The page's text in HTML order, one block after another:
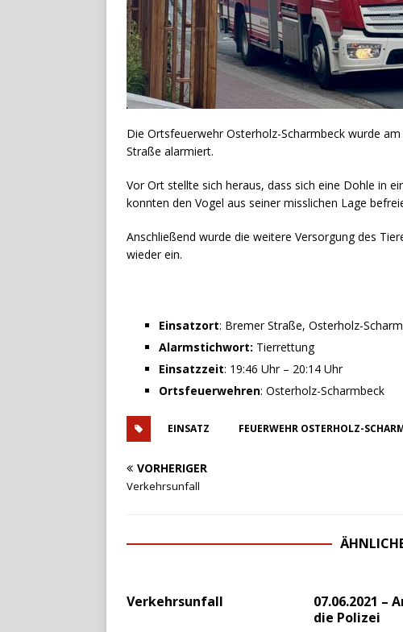
Die Ortsfeuerwehr Osterholz-Scharmbeck wurde
Straße alarmiert.
Vor Ort stellte sich heraus, dass sich eine Dohle in
konnten den Vogel aus seiner misslichen Lage
Anschließend wurde die weitere Versorgung des
wieder ein.
Einsatzort: Bremer Straße, Osterholz-
Alarmstichwort: Tierrettung
Einsatzzeit: 19:46 Uhr – 20:14 Uhr
Ortsfeuerwehren: Osterholz-Scharmbeck
EINSATZ FEUERWEHR OSTERHOLZ-
VORHERIGER
Verkehrsunfall
Verkehrsunfall
07.06.2021 –
die Polizei